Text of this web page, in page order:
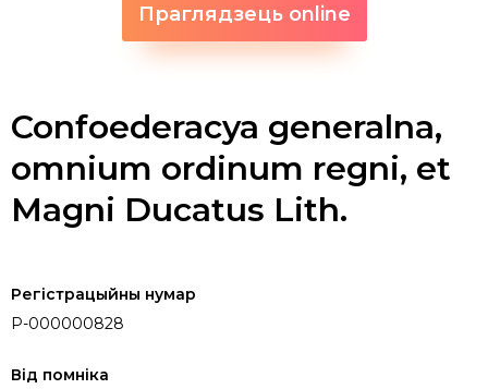
Праглядзець online
Confoederacya generalna,
omnium ordinum regni, et
Magni Ducatus Lith.
Регістрацыйны нумар
P-000000828
Від помніка